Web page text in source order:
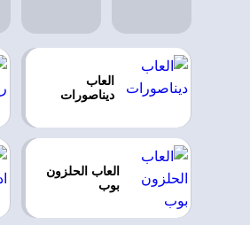
العاب
ديناصورات
العاب الحلزون
بوب